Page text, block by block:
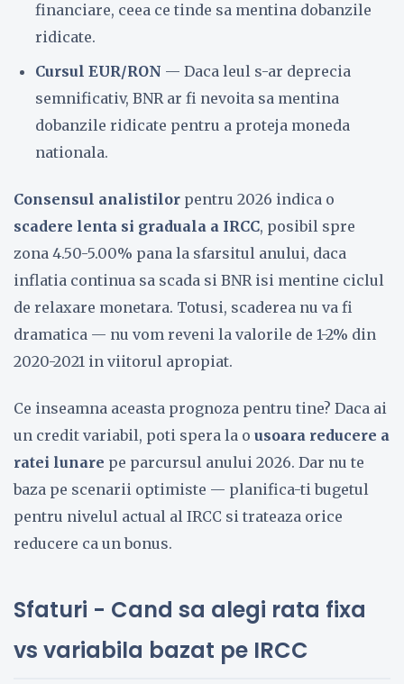
financiare, ceea ce tinde sa mentina dobanzile
ridicate.
Cursul EUR/RON — Daca leul s-ar deprecia
semnificativ, BNR ar fi nevoita sa mentina
dobanzile ridicate pentru a proteja moneda
nationala.
Consensul analistilor pentru 2026 indica o
scadere lenta si graduala a IRCC, posibil spre
zona 4.50-5.00% pana la sfarsitul anului, daca
inflatia continua sa scada si BNR isi mentine ciclul
de relaxare monetara. Totusi, scaderea nu va fi
dramatica — nu vom reveni la valorile de 1-2% din
2020-2021 in viitorul apropiat.
Ce inseamna aceasta prognoza pentru tine? Daca ai
un credit variabil, poti spera la o usoara reducere a
ratei lunare pe parcursul anului 2026. Dar nu te
baza pe scenarii optimiste — planifica-ti bugetul
pentru nivelul actual al IRCC si trateaza orice
reducere ca un bonus.
Sfaturi - Cand sa alegi rata fixa
vs variabila bazat pe IRCC